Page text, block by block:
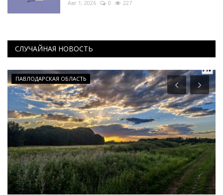
Авг 1, 2026 0 227
СЛУЧАЙНАЯ НОВОСТЬ
ПАВЛОДАРСКАЯ ОБЛАСТЬ